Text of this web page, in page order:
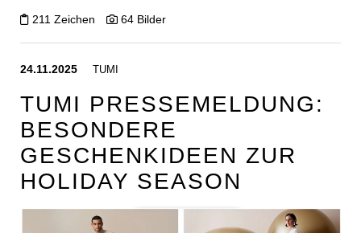
211 Zeichen 64 Bilder
24.11.2025 TUMI
TUMI PRESSEMELDUNG:
BESONDERE
GESCHENKIDEEN ZUR
HOLIDAY SEASON